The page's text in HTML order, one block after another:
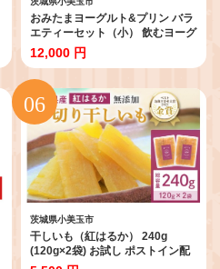
おみたまヨーグルト&プリン バラ
エティーセット（小） 飲むヨーグ
ルト カスタードプリン 詰め合わ
せ 健康 スイーツ お取り寄せ お菓
子 ギフト 贈答 贈り物 ドリンクタ
イプ フルーツ 乳酸菌飲料 低糖 低
カロリー オミタマヨーグルト 1-K
12,000 円
茨城県小美玉市
干しいも（紅はるか） 240g
(120g×2袋) お試し ポストイン配
送 ダイエット 小分け 和スイーツ